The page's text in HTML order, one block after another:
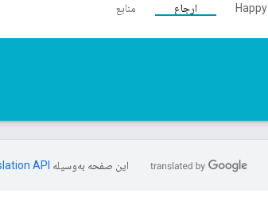
Happy ارجاع
منابع
این صفحه به‌وسیله